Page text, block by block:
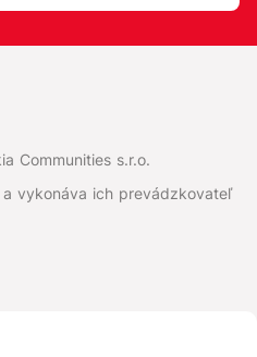
Communities s.r.o.
vykonáva ich prevádzkovateľ